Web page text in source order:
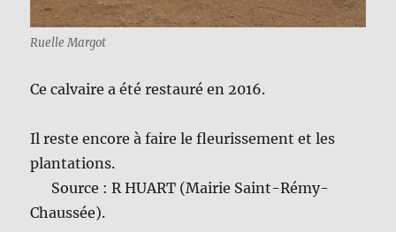
Ruelle Margot
Ce calvaire a été restauré en 2016.
Il reste encore à faire le fleurissement et les
plantations.
Source : R HUART (Mairie Saint-Rémy-
Chaussée).